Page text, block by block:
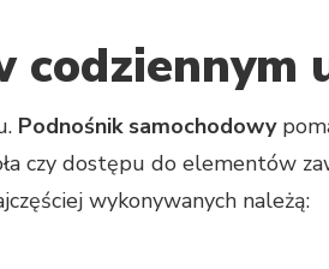
codziennym
Podnośnik samochodowy
czy dostępu do elementów
wykonywanych należą: